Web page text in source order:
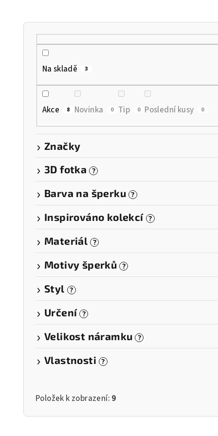
Na skladě 3
Akce 8 Novinka 0 Tip 0 Poslední kusy 0
Značky
3D fotka
?
Barva na šperku ?
Inspirováno kolekcí ?
Materiál ?
Motivy šperků ?
Styl ?
Určení ?
Velikost náramku ?
Vlastnosti ?
Položek k zobrazení: 9